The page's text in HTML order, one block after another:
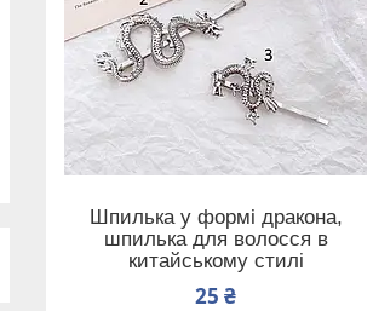
Шпилька у формі дракона,
шпилька для волосся в
китайському стилі
25 ₴